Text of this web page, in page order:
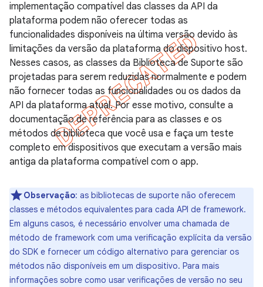
implementação compatível das classes da API da
plataforma podem não oferecer todas as
funcionalidades disponíveis na última versão devido às
limitações da versão da plataforma do dispositivo host.
Nesses casos, as classes da Biblioteca de Suporte são
projetadas para serem reduzidas normalmente e podem
não fornecer todas as funcionalidades ou os dados da
API da plataforma atual. Por esse motivo, consulte a
documentação de referência para as classes e os
métodos de biblioteca que você usa e faça um teste
completo em dispositivos que executam a versão mais
antiga da plataforma compatível com o app.
Observação: as bibliotecas de suporte não oferecem
classes e métodos equivalentes para cada API de framework.
Em alguns casos, é necessário envolver uma chamada de
método de framework com uma verificação explícita da versão
do SDK e fornecer um código alternativo para gerenciar os
métodos não disponíveis em um dispositivo. Para mais
informações sobre como usar verificações de versão no seu